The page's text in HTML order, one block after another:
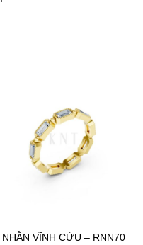
NHẪN VĨNH CỬU – RNN70